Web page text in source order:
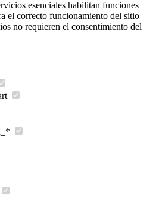
esenciales habilitan funciones
el correcto funcionamiento del sitio
no requieren el consentimiento del